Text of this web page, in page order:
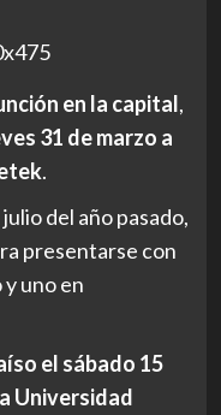
en la capital,
31 de marzo a
.
del año pasado,
presentarse con
uno en
el sábado 15
Universidad